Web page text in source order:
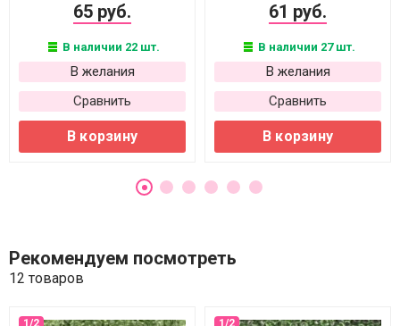
65 руб.
В наличии 22 шт.
В желания
Сравнить
В корзину
61 руб.
В наличии 27 шт.
В желания
Сравнить
В корзину
Рекомендуем посмотреть
12 товаров